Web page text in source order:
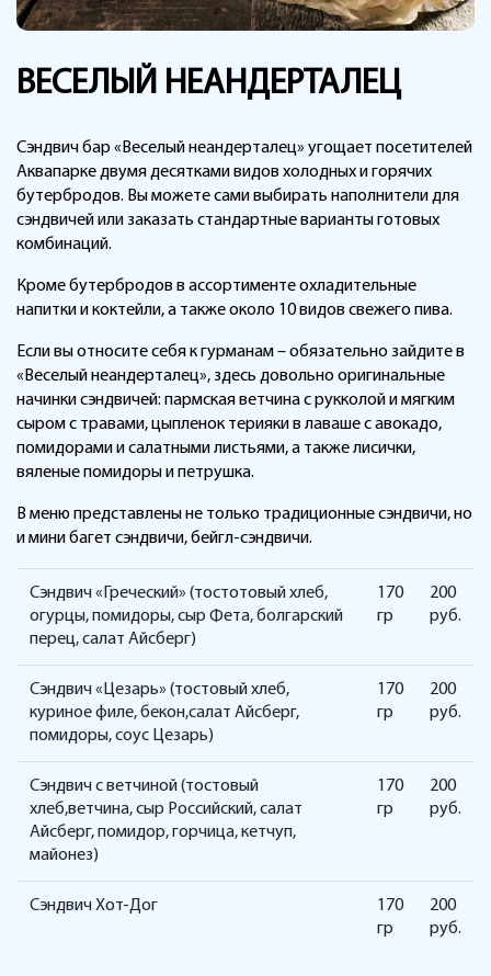
ВЕСЕЛЫЙ НЕАНДЕРТАЛЕЦ
Сэндвич бар «Веселый неандерталец» угощает посетителей
Аквапарке двумя десятками видов холодных и горячих
бутербродов. Вы можете сами выбирать наполнители для
сэндвичей или заказать стандартные варианты готовых
комбинаций.
Кроме бутербродов в ассортименте охладительные
напитки и коктейли, а также около 10 видов свежего пива.
Если вы относите себя к гурманам – обязательно зайдите в
«Веселый неандерталец», здесь довольно оригинальные
начинки сэндвичей: пармская ветчина с рукколой и мягким
сыром с травами, цыпленок терияки в лаваше с авокадо,
помидорами и салатными листьями, а также лисички,
вяленые помидоры и петрушка.
В меню представлены не только традиционные сэндвичи, но
и мини багет сэндвичи, бейгл-сэндвичи.
Сэндвич «Греческий» (тостотовый хлеб,
огурцы, помидоры, сыр Фета, болгарский
перец, салат Айсберг)
170
гр
200
руб.
Сэндвич «Цезарь» (тостовый хлеб,
куриное филе, бекон,салат Айсберг,
помидоры, соус Цезарь)
170
гр
200
руб.
Сэндвич с ветчиной (тостовый
хлеб,ветчина, сыр Российский, салат
Айсберг, помидор, горчица, кетчуп,
майонез)
170
гр
200
руб.
Сэндвич Хот-Дог
170
гр
200
руб.